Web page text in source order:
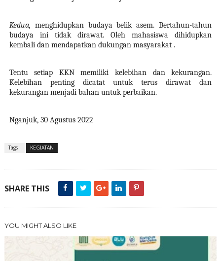
Kedua, menghidupkan budaya belik asem. Bertahun-tahun
budaya ini tidak dirawat. Oleh mahasiswa dihidupkan
kembali dan mendapatkan dukungan masyarakat .
Tentu setiap KKN memiliki kelebihan dan kekurangan.
Kelebihan penting dicatat untuk terus dirawat dan
kekurangan menjadi bahan untuk perbaikan.
Nganjuk, 30 Agustus 2022
Tags : KEGIATAN
SHARE THIS
YOU MIGHT ALSO LIKE